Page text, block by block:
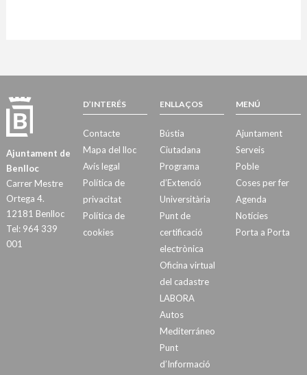
Ajuntament de
Benlloc
Carrer Mestre
Ortega 4.
12181 Benlloc
Tel: 964 339
001
D’INTERÉS
Contacte
Mapa del lloc
Avís legal
Política de
privacitat
Política de
cookies
ENLLAÇOS
Bústia
Ciutadana
Programa
d’Extenció
Universitària
Punt de
certificació
electrònica
Oficina virtual
del cadastre
LABORA
Autos
Mediterráneo
Punt
d’Informació
MENÚ
Ajuntament
Serveis
Poble
Coses per fer
Agenda
Notícies
Porta a Porta